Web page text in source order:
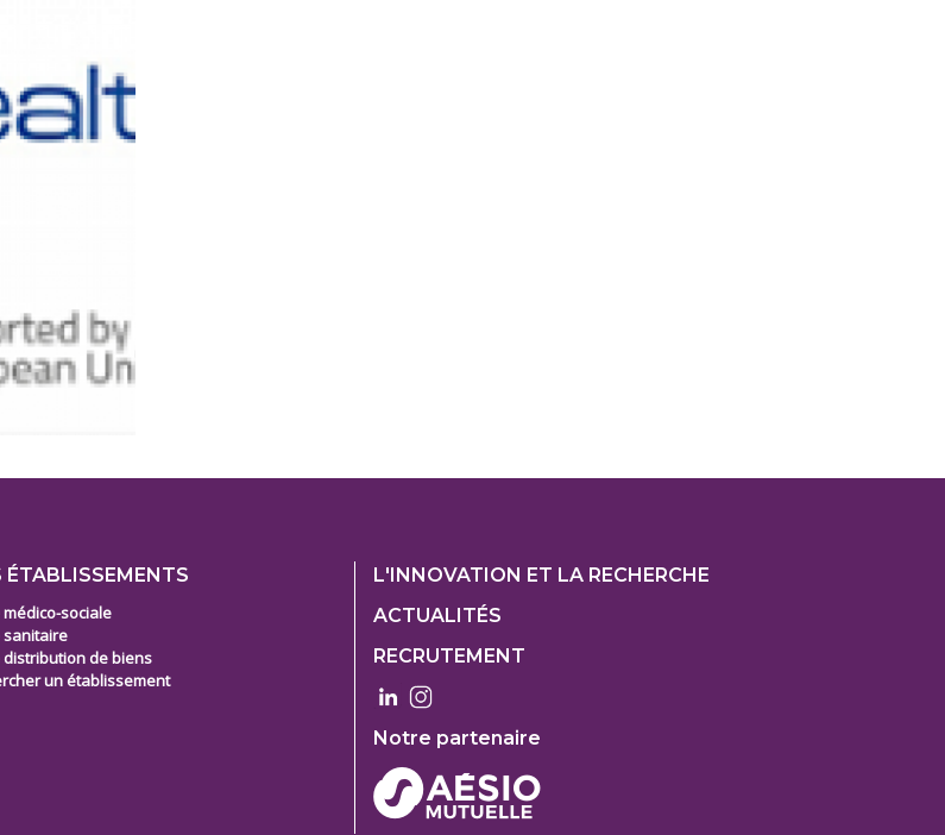
ÉTABLISSEMENTS
médico-sociale
sanitaire
distribution de biens
un établissement
Footer
1
Col
3
L'INNOVATION ET LA RECHERCHE
ACTUALITÉS
RECRUTEMENT
Notre partenaire